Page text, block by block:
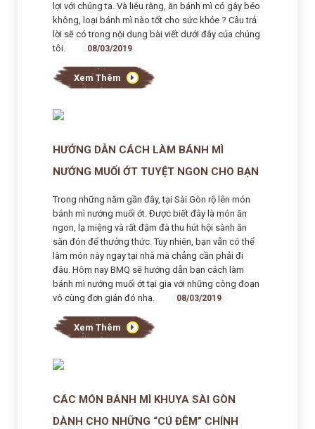
lợi với chúng ta. Và liệu rằng, ăn bánh mì có gây béo
không, loại bánh mì nào tốt cho sức khỏe ? Câu trả
lời sẽ có trong nội dung bài viết dưới đây của chúng
tôi.
08/03/2019
Xem Thêm
HƯỚNG DẪN CÁCH LÀM BÁNH MÌ
NƯỚNG MUỐI ỚT TUYỆT NGON CHO BẠN
Trong những năm gần đây, tại Sài Gòn rộ lên món
bánh mì nướng muối ớt. Được biết đây là món ăn
ngon, lạ miệng và rất đậm đà thu hút hội sành ăn
săn đón để thưởng thức. Tuy nhiên, bạn vẫn có thể
làm món này ngay tại nhà mà chẳng cần phải đi
đâu. Hôm nay BMQ sẽ hướng dẫn bạn cách làm
bánh mì nướng muối ớt tại gia với những công đoạn
vô cùng đơn giản đó nha.
08/03/2019
Xem Thêm
CÁC MÓN BÁNH MÌ KHUYA SÀI GÒN
DÀNH CHO NHỮNG “CÚ ĐÊM” CHÍNH